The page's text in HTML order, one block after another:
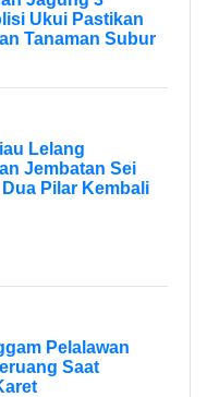
Ukui Pastikan
Tanaman Subur
Lelang
Jembatan Sei
Pilar Kembali
Pelalawan
Saat